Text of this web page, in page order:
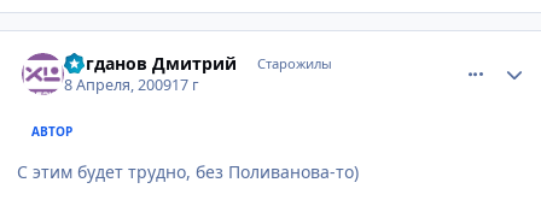
Богданов Дмитрий Старожилы
8 Апреля, 200917 г
АВТОР
С этим будет трудно, без Поливанова-то)